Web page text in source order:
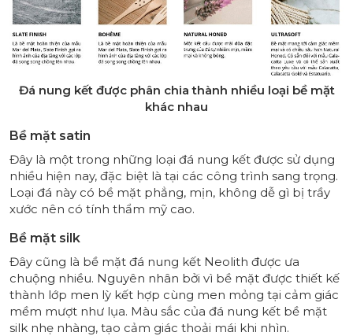
Đá nung kết được phân chia thành nhiều loại bề mặt
khác nhau
Bề mặt satin
Đây là một trong những loại đá nung kết được sử dụng
nhiều hiện nay, đặc biệt là tại các công trình sang trọng.
Loại đá này có bề mặt phẳng, mịn, không dễ gì bị trầy
xước nên có tính thẩm mỹ cao.
Bề mặt silk
Đây cũng là bề mặt đá nung kết Neolith được ưa
chuộng nhiều. Nguyên nhân bởi vì bề mặt được thiết kế
thành lớp men lỳ kết hợp cùng men mỏng tại cảm giác
mềm mượt như lụa. Màu sắc của đá nung kết bề mặt
silk nhẹ nhàng, tạo cảm giác thoải mái khi nhìn.